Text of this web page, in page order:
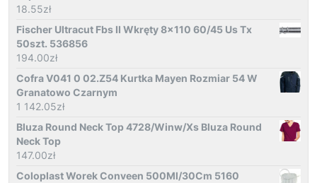
18.55zł
Fischer Ultracut Fbs II Wkręty 8x110 60/45 Us Tx
50szt. 536856
194.00zł
Cofra V041 0 02.Z54 Kurtka Mayen Rozmiar 54 W
Granatowo Czarnym
1 142.05zł
Bluza Round Neck Top 4728/Winw/Xs Bluza Round
Neck Top
147.00zł
Coloplast Worek Conveen 500Ml/30Cm 5160